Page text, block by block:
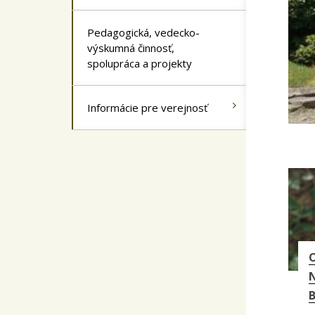
Pedagogická, vedecko-
výskumná činnosť,
spolupráca a projekty
Informácie pre verejnosť